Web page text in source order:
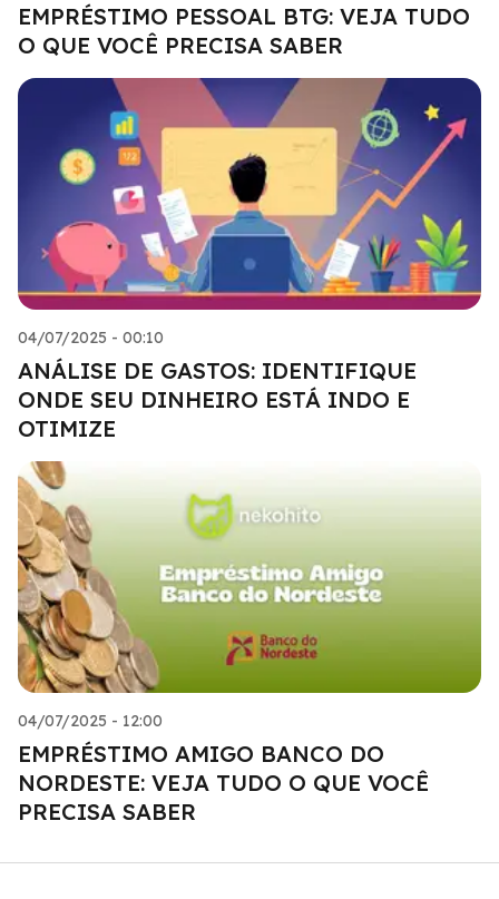
EMPRÉSTIMO PESSOAL BTG: VEJA TUDO
O QUE VOCÊ PRECISA SABER
04/07/2025 - 00:10
ANÁLISE DE GASTOS: IDENTIFIQUE
ONDE SEU DINHEIRO ESTÁ INDO E
OTIMIZE
04/07/2025 - 12:00
EMPRÉSTIMO AMIGO BANCO DO
NORDESTE: VEJA TUDO O QUE VOCÊ
PRECISA SABER